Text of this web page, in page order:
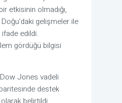
etkisinin olmadığı,
gelişmeler ile
ifade edildi.
gördüğü bilgisi
Jones vadeli
destek